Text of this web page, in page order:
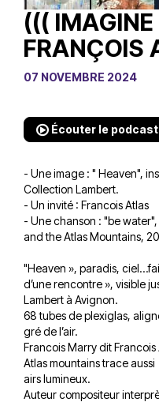
(((
FRANÇOIS
07 NOVEMBRE 2024
Écouter le podcast
- Une image : " Heaven",
Collection Lambert.
- Un invité : Francois Atlas
- Une chanson : "be
and the Atlas Mountains,
"Heaven », paradis,
d’une rencontre », visible
Lambert à Avignon.
68 tubes de plexiglas,
gré de l’air.
Francois Marry dit
Atlas mountains trace
airs lumineux.
Auteur compositeur